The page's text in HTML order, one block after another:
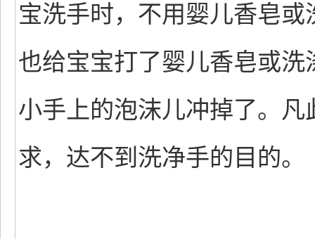
宝洗手时，不用婴儿香皂
也给宝宝打了婴儿香皂或
小手上的泡沫儿冲掉了。
求，达不到洗净手的目的。